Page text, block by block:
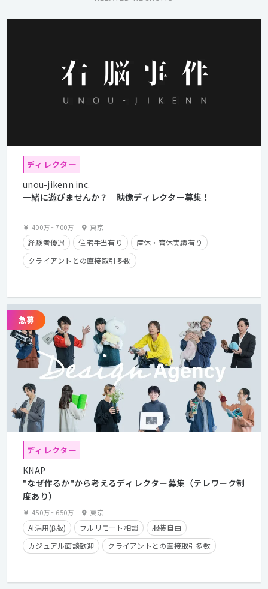
ディレクター
unou-jikenn inc.
一緒に遊びませんか？ 映像ディレクター募集！
400万~700万 東京
経験者優遇 住宅手当有り
産休・育休実績有り
クライアントとの直接取引多数
ディレクター
KNAP
"なぜ作るか"から考えるディレクター募集（テレワーク制
度あり）
450万~650万 東京
AI活用(β版) フルリモート相談
服装自由
カジュアル面談歓迎
クライアントとの直接取引多数
フレックスタイム制
在宅勤務可